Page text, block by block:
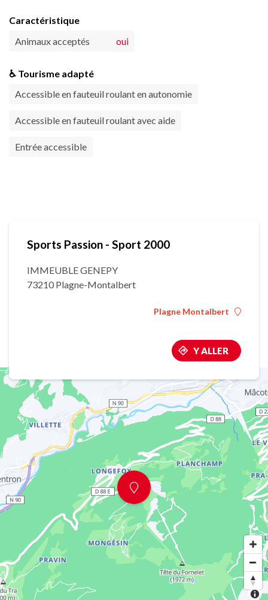
Caractéristique
Animaux acceptés
oui
♿ Tourisme adapté
Accessible en fauteuil roulant en autonomie
Accessible en fauteuil roulant avec aide
Entrée accessible
Sports Passion - Sport 2000
IMMEUBLE GENEPY
73210 Plagne-Montalbert
Plagne Montalbert
Y ALLER